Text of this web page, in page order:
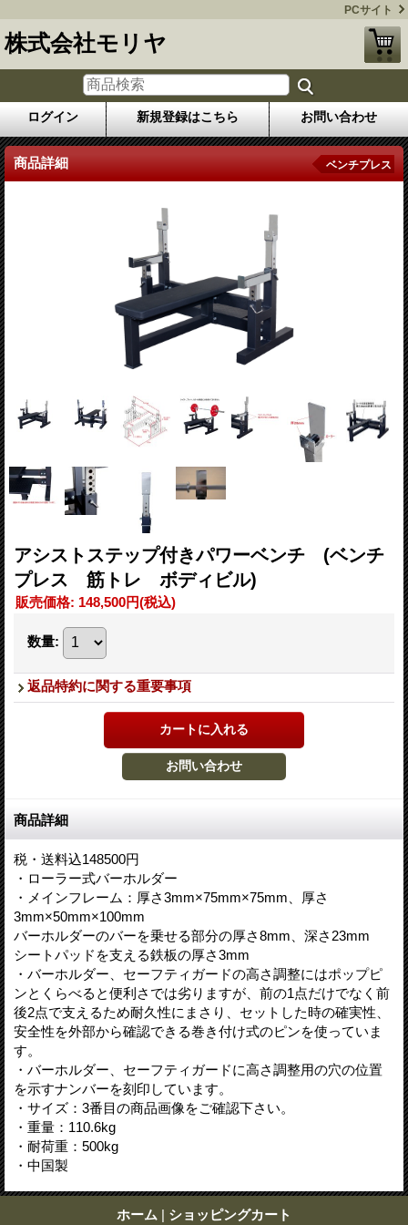
PCサイト
株式会社モリヤ
ログイン 新規登録はこちら お問い合わせ
商品詳細 ベンチプレス
アシストステップ付きパワーベンチ (ベンチ
プレス 筋トレ ボディビル)
販売価格: 148,500円(税込)
数量:
返品特約に関する重要事項
商品詳細
税・送料込148500円
・ローラー式バーホルダー
・メインフレーム：厚さ3mm×75mm×75mm、厚さ
3mm×50mm×100mm
バーホルダーのバーを乗せる部分の厚さ8mm、深さ23mm
シートパッドを支える鉄板の厚さ3mm
・バーホルダー、セーフティガードの高さ調整にはポップピ
ンとくらべると便利さでは劣りますが、前の1点だけでなく前
後2点で支えるため耐久性にまさり、セットした時の確実性、
安全性を外部から確認できる巻き付け式のピンを使っていま
す。
・バーホルダー、セーフティガードに高さ調整用の穴の位置
を示すナンバーを刻印しています。
・サイズ：3番目の商品画像をご確認下さい。
・重量：110.6kg
・耐荷重：500kg
・中国製
ホーム | ショッピングカート